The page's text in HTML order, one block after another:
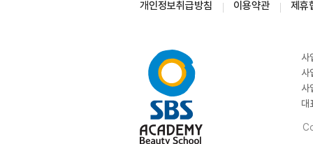
개인정보취급방침 이용약관 제휴
사
사
사
대